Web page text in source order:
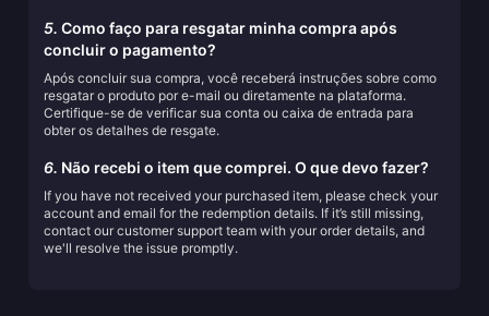
5. Como faço para resgatar minha compra após
concluir o pagamento?
Após concluir sua compra, você receberá instruções sobre como
resgatar o produto por e-mail ou diretamente na plataforma.
Certifique-se de verificar sua conta ou caixa de entrada para
obter os detalhes de resgate.
6. Não recebi o item que comprei. O que devo fazer?
If you have not received your purchased item, please check your
account and email for the redemption details. If it’s still missing,
contact our customer support team with your order details, and
we'll resolve the issue promptly.